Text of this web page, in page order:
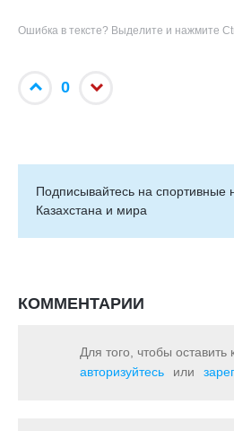
Ошибка в тексте? Выделите и нажмите
0
Подписывайтесь на cпортивные
Казахстана и мира
КОММЕНТАРИИ
Для того, чтобы оставить
авторизуйтесь
или